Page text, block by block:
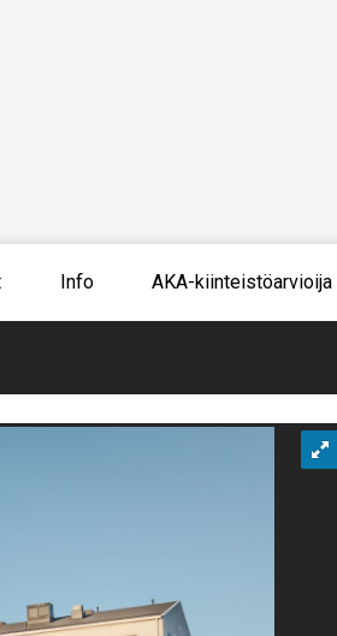
Info AKA-kiinteistöarvioija